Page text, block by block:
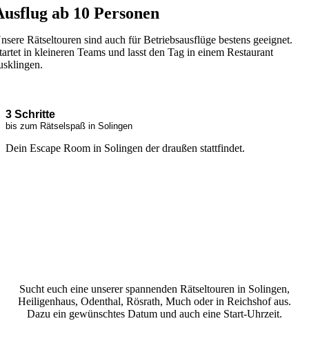
ab 10 Personen
Rätseltouren sind auch für Betriebsausflüge bestens geeignet.
in kleineren Teams und lasst den Tag in einem Restaurant
3 Schritte
bis zum Rätselspaß in Solingen
Dein Escape Room in Solingen der draußen stattfindet.
Sucht euch eine unserer spannenden Rätseltouren in Solingen,
Heiligenhaus, Odenthal, Rösrath, Much oder in Reichshof aus.
Dazu ein gewünschtes Datum und auch eine Start-Uhrzeit.